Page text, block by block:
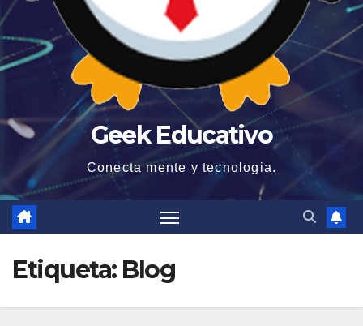
Geek Educativo
Conecta mente y tecnologia.
Etiqueta: Blog